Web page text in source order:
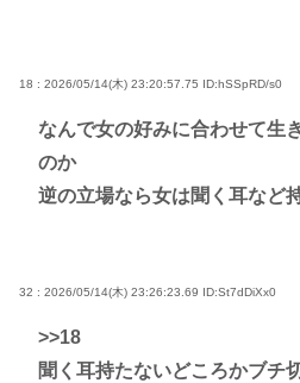
18 : 2026/05/14(木) 23:20:57.75 ID:hSSpRD/s0
なんで女の好みに合わせて生
のか
逆の立場なら女は聞く耳など
32 : 2026/05/14(木) 23:26:23.69 ID:St7dDiXx0
>>18
聞く耳持たないどころかブチ